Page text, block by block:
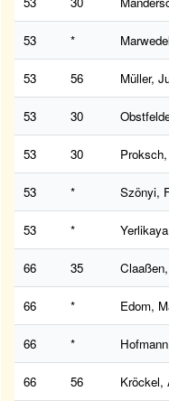
53 *
53 56 Müller,
53 30
53 30
53 * Szönyi,
53 *
66 35
66 * Edom,
66 *
66 56 Kröckel,